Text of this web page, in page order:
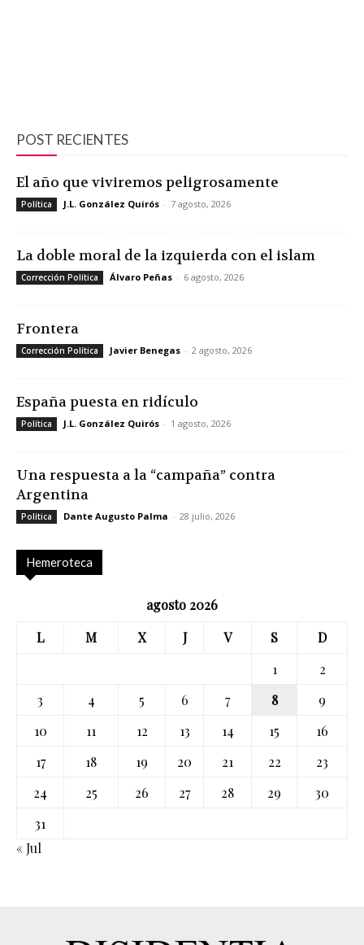
POST RECIENTES
El año que viviremos peligrosamente
Política J.L. González Quirós - 7 agosto, 2026
La doble moral de la izquierda con el islam
Corrección Política Álvaro Peñas - 6 agosto, 2026
Frontera
Corrección Política Javier Benegas - 2 agosto, 2026
España puesta en ridículo
Política J.L. González Quirós - 1 agosto, 2026
Una respuesta a la “campaña” contra
Argentina
Política Dante Augusto Palma - 28 julio, 2026
Hemeroteca
agosto 2026
L
M X J V S
D
1
2
3
4 5 6 7 8
9
10
11 12 13 14 15
16
17
18 19 20 21 22
23
24
25 26 27 28 29
30
31
« Jul